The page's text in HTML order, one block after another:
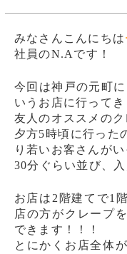
みなさんこんにちは
社員のN.Aです！
今回は神戸の元町
いうお店に行ってき
友人のオススメのク
夕方5時頃に行った
り若いお客さんが
30分ぐらい並び、入
お店は2階建てで1
店の方がクレープ
できます！！！
とにかくお店全体